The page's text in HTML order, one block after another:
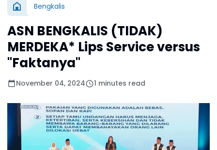
Bengkalis
ASN BENGKALIS (TIDAK)
MERDEKA* Lips Service versus
"Faktanya"
November 04, 2024 1 minutes read